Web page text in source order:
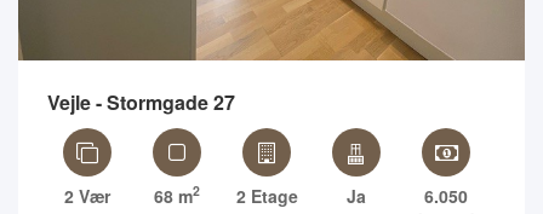
Vejle - Stormgade 27
2 Vær 68 m2 2 Etage Ja
6.050